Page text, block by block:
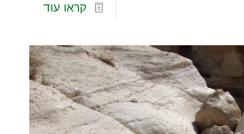
קראו עוד